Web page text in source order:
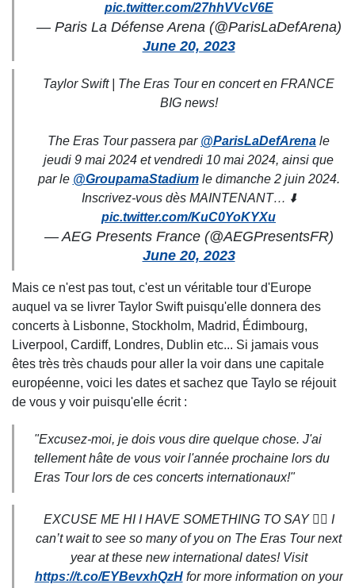
pic.twitter.com/27hhVVcV6E
— Paris La Défense Arena (@ParisLaDefArena)
June 20, 2023
Taylor Swift | The Eras Tour en concert en FRANCE
BIG news!
The Eras Tour passera par @ParisLaDefArena le
jeudi 9 mai 2024 et vendredi 10 mai 2024, ainsi que
par le @GroupamaStadiumle dimanche 2 juin 2024.
Inscrivez-vous dès MAINTENANT… ⬇️
pic.twitter.com/KuC0YoKYXu
— AEG Presents France (@AEGPresentsFR)
June 20, 2023
Mais ce n'est pas tout, c'est un véritable tour d'Europe
auquel va se livrer Taylor Swift puisqu'elle donnera des
concerts à Lisbonne, Stockholm, Madrid, Édimbourg,
Liverpool, Cardiff, Londres, Dublin etc... Si jamais vous
êtes très très chauds pour aller la voir dans une capitale
européenne, voici les dates et sachez que Taylo se réjouit
de vous y voir puisqu'elle écrit :
"Excusez-moi, je dois vous dire quelque chose. J'ai
tellement hâte de vous voir l'année prochaine lors du
Eras Tour lors de ces concerts internationaux!"
EXCUSE ME HI I HAVE SOMETHING TO SAY 🙋‍♀️ I
can’t wait to see so many of you on The Eras Tour next
year at these new international dates! Visit
https://t.co/EYBevxhQzHfor more information on your